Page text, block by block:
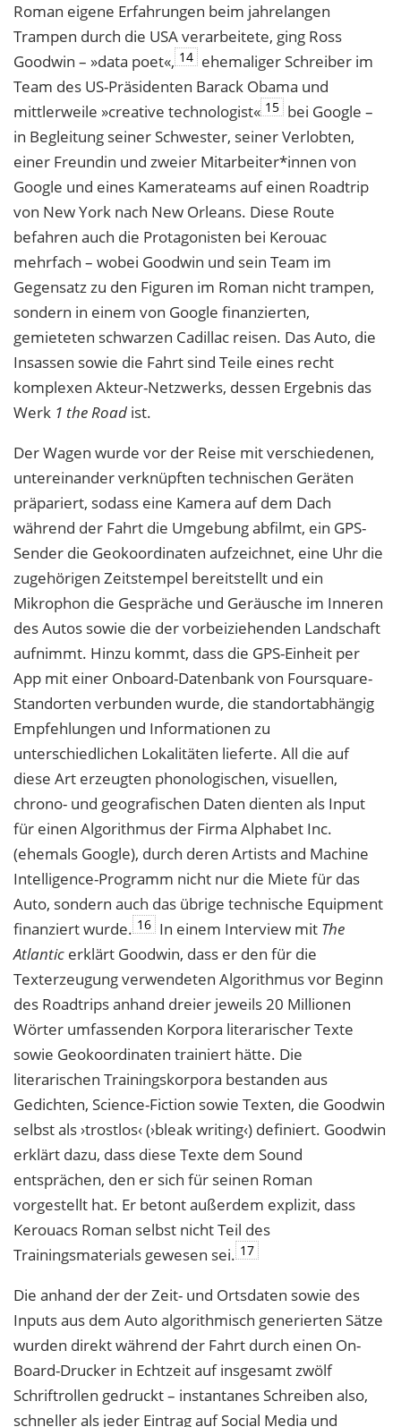
Roman eigene Erfahrungen beim jahrelangen
Trampen durch die USA verarbeitete, ging Ross
Goodwin – »data poet«, 14 ehemaliger Schreiber im
Team des US-Präsidenten Barack Obama und
mittlerweile »creative technologist« 15 bei Google –
in Begleitung seiner Schwester, seiner Verlobten,
einer Freundin und zweier Mitarbeiter*innen von
Google und eines Kamerateams auf einen Roadtrip
von New York nach New Orleans. Diese Route
befahren auch die Protagonisten bei Kerouac
mehrfach – wobei Goodwin und sein Team im
Gegensatzzu den Figuren im Roman nicht trampen,
sondern in einem von Google finanzierten,
gemieteten schwarzen Cadillac reisen. Das Auto, die
Insassen sowie die Fahrt sind Teile eines recht
komplexen Akteur-Netzwerks, dessen Ergebnis das
Werk 1 the Road ist.
Der Wagen wurde vor der Reise mit verschiedenen,
untereinander verknüpften technischen Geräten
präpariert, sodass eine Kamera auf dem Dach
während der Fahrt die Umgebung abfilmt, ein GPS-
Sender die Geokoordinaten aufzeichnet, eine Uhr die
zugehörigen Zeitstempel bereitstellt und ein
Mikrophon die Gespräche und Geräusche im Inneren
des Autos sowie die der vorbeiziehenden Landschaft
aufnimmt. Hinzu kommt, dass die GPS-Einheit per
App mit einer Onboard-Datenbank von Foursquare-
Standorten verbunden wurde, die standortabhängig
Empfehlungen und Informationen zu
unterschiedlichen Lokalitäten lieferte. All die auf
diese Art erzeugten phonologischen, visuellen,
chrono- und geografischen Daten dienten als Input
für einen Algorithmus der Firma Alphabet Inc.
(ehemals Google), durch deren Artists and Machine
Intelligence-Programm nicht nur die Miete für das
Auto, sondern auch das übrige technische Equipment
finanziert wurde. 16 In einem Interview mit The
Atlantic erklärt Goodwin, dass er den für die
Texterzeugung verwendeten Algorithmus vor Beginn
des Roadtrips anhand dreier jeweils 20 Millionen
Wörter umfassenden Korpora literarischer Texte
sowie Geokoordinaten trainiert hätte. Die
literarischen Trainingskorpora bestanden aus
Gedichten, Science-Fiction sowie Texten, die Goodwin
selbst als ›trostlos‹ (›bleak writing‹) definiert. Goodwin
erklärt dazu, dass diese Texte dem Sound
entsprächen, den er sich für seinen Roman
vorgestellt hat. Er betont außerdem explizit, dass
Kerouacs Roman selbst nichtTeil des
Trainingsmaterials gewesen sei. 17
Die anhand der der Zeit- und Ortsdaten sowie des
Inputs aus dem Auto algorithmisch generierten Sätze
wurden direkt während der Fahrt durch einen On-
Board-Drucker in Echtzeit auf insgesamt zwölf
Schriftrollen gedruckt – instantanes Schreiben also,
schneller als jeder Eintrag auf Social Media und